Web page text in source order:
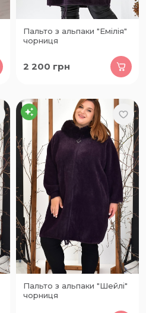
Пальто з альпаки "Емілія"
чорниця
2 200 грн
Пальто з альпаки "Шейлі"
чорниця